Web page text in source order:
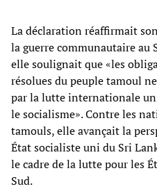
La déclaration réaffirmait
la guerre communautaire au
elle soulignait que «les
résolues du peuple tamoul
par la lutte internationale
le socialisme». Contre les
tamouls, elle avançait la
État socialiste uni du Sri
le cadre de la lutte pour les
Sud.